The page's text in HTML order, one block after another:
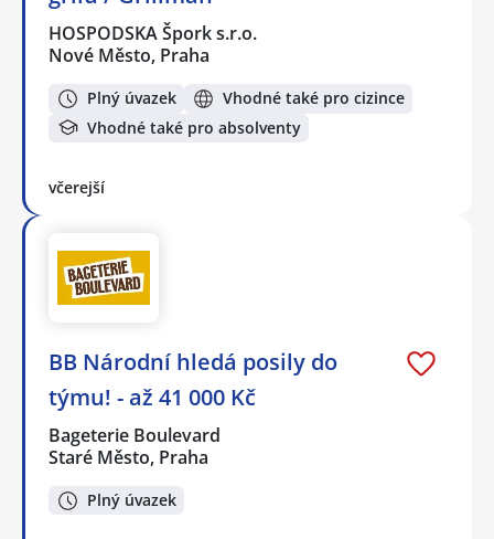
HOSPODSKA Špork s.r.o.
Nové Město, Praha
Plný úvazek
Vhodné také pro cizince
Vhodné také pro absolventy
včerejší
BB Národní hledá posily do
týmu! - až 41 000 Kč
Bageterie Boulevard
Staré Město, Praha
Plný úvazek